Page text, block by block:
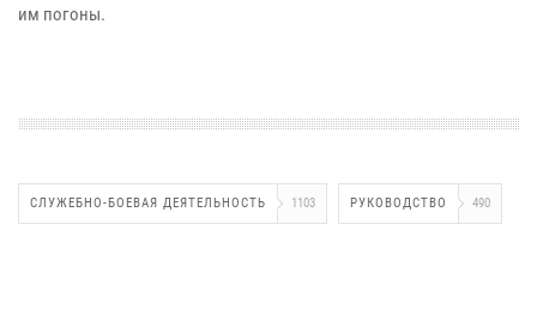
им погоны.
СЛУЖЕБНО-БОЕВАЯ ДЕЯТЕЛЬНОСТЬ 1103 РУКОВОДСТВО 490